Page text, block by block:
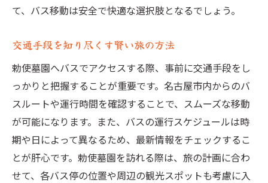
て、バス移動は安全で快適な選択肢となるでしょう。
交通手段を知り尽くす賢い旅の方法
勅使墓園へバスでアクセスする際、事前に交通手段をし
っかりと把握することが重要です。名古屋市内からのバ
スルートや運行時間を確認することで、スムーズな移動
が可能になります。また、バスの運行スケジュールは時
期や日によって異なるため、最新情報をチェックするこ
とが肝心です。勅使墓園を訪れる際は、旅の計画に合わ
せて、各バス停の位置や周辺の観光スポットも考慮に入